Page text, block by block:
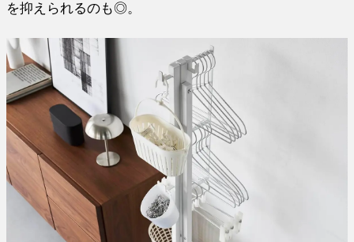
を抑えられるのも◎。